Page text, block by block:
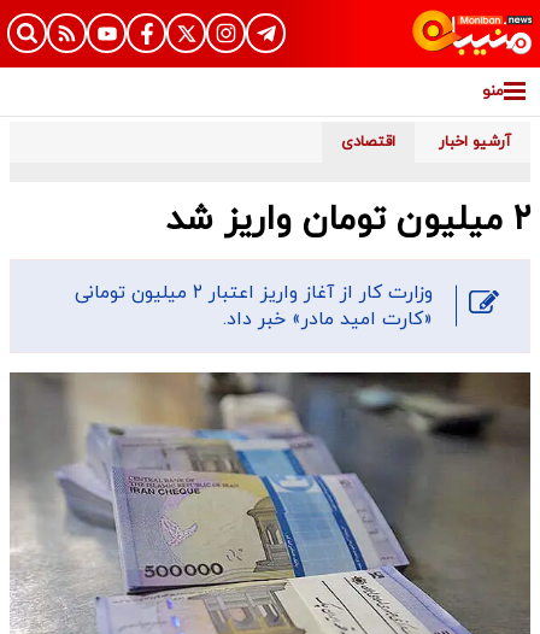
منو
آرشیو اخبار اقتصادی
۲ میلیون تومان واریز شد
وزارت کار از آغاز واریز اعتبار ۲ میلیون تومانی
«کارت امید مادر» خبر داد.